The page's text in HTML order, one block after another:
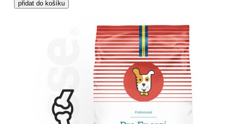
přidat do košíku